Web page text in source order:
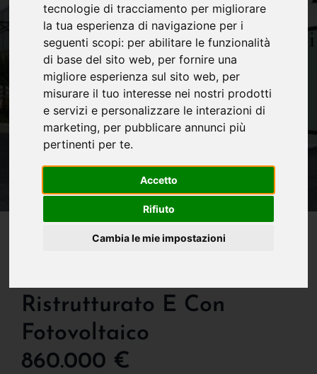
tecnologie di tracciamento per migliorare
la tua esperienza di navigazione per i
seguenti scopi: per abilitare le funzionalità
di base del sito web, per fornire una
migliore esperienza sul sito web, per
misurare il tuo interesse nei nostri prodotti
e servizi e personalizzare le interazioni di
marketing, per pubblicare annunci più
pertinenti per te.
Accetto
Rifiuto
Cambia le mie impostazioni
IN VENDITA
Capannone In Vendita A
Ristrutturato E Con
Fotovoltaico
860.000 €